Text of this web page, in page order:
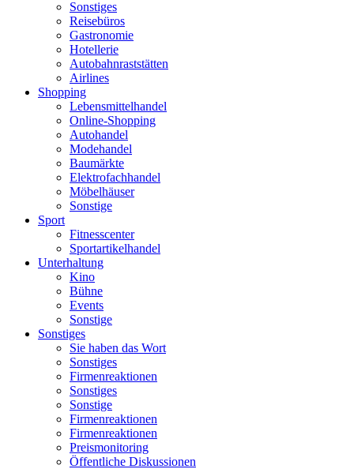
Sonstiges
Reisebüros
Gastronomie
Hotellerie
Autobahnraststätten
Airlines
Shopping
Lebensmittelhandel
Online-Shopping
Autohandel
Modehandel
Baumärkte
Elektrofachhandel
Möbelhäuser
Sonstige
Sport
Fitnesscenter
Sportartikelhandel
Unterhaltung
Kino
Bühne
Events
Sonstige
Sonstiges
Sie haben das Wort
Sonstiges
Firmenreaktionen
Sonstiges
Sonstige
Firmenreaktionen
Firmenreaktionen
Preismonitoring
Öffentliche Diskussionen